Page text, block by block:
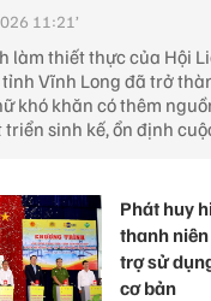
11:21’
làm thiết thực của Hội
Vĩnh Long đã trở
khó khăn có thêm
sinh kế, ổn định
Phát huy
thanh
trợ sử
cơ bản